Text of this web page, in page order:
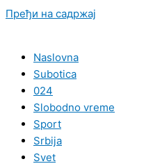
Пређи на садржај
Naslovna
Subotica
024
Slobodno vreme
Sport
Srbija
Svet